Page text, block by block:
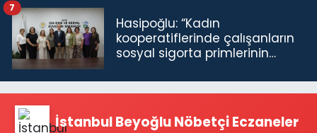
Hasipoğlu: “Kadın
kooperatiflerinde çalışanların
sosyal sigorta primlerinin
7
İstanbul Beyoğlu Nöbetçi Eczaneler